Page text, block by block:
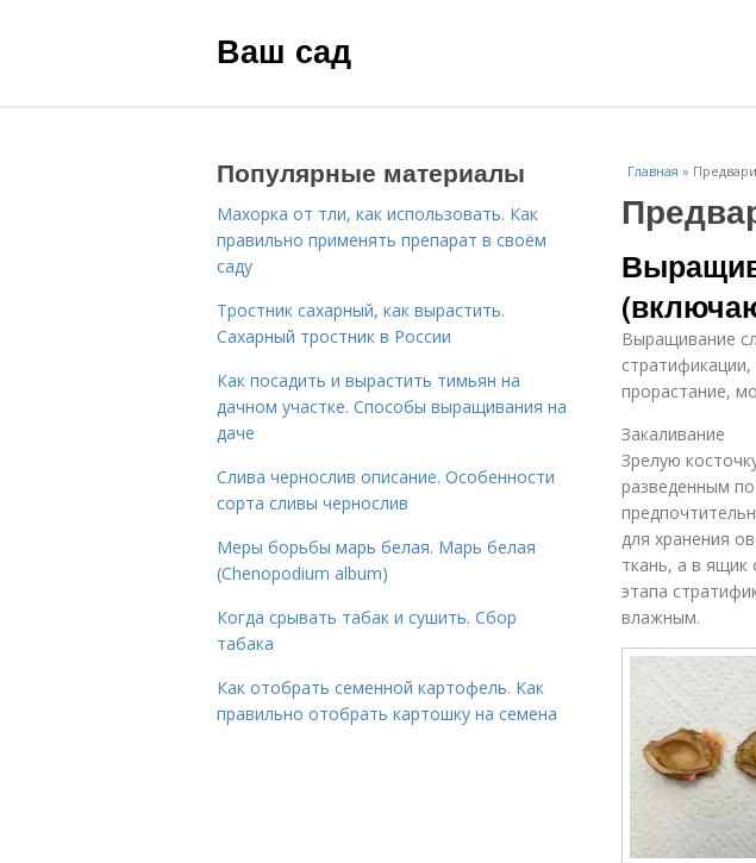
Ваш сад
Главная »
Выращивание
прорастание,
Закаливание
Зрелую
разведенным
для хранения
ткань, а в ящик
этапа
влажным.
Популярные материалы
Махорка от тли, как использовать. Как
правильно применять препарат в своём
саду
Тростник сахарный, как вырастить.
Сахарный тростник в России
Как посадить и вырастить тимьян на
дачном участке. Способы выращивания на
даче
Слива чернослив описание. Особенности
сорта сливы чернослив
Меры борьбы марь белая. Марь белая
(Chenopodium album)
Когда срывать табак и сушить. Сбор
табака
Как отобрать семенной картофель. Как
правильно отобрать картошку на семена